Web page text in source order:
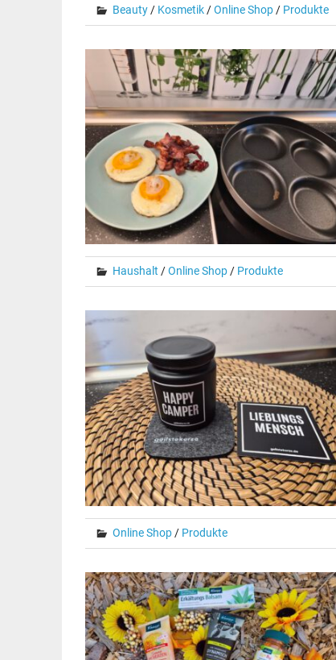
Beauty/ Kosmetik/Online Shop/ Produkte
Haushalt /Online Shop/ Produkte
Online Shop/ Produkte